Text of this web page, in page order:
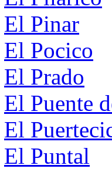
El Pinar
El Pocico
El Prado
El Puente
El
El Puntal